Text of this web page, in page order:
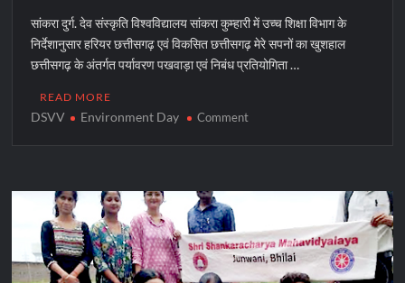
सांकरा दुर्ग. देव संस्कृति विश्वविद्यालय सांकरा कुम्हारी में उच्च शिक्षा विभाग के
निर्देशानुसार हरियर छत्तीसगढ़ एवं विकसित छत्तीसगढ़ मेरे सपनों का खुशहाल
छत्तीसगढ़ के अंतर्गत पर्यावरण पखवाड़ा एवं निबंध प्रतियोगिता …
READ MORE
DSVV Environment Day Commenton
में
दिवस
का
आयोजन